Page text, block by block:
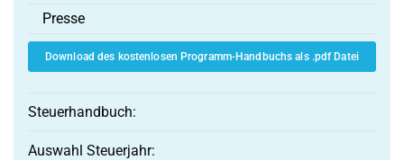
Presse
Download des kostenlosen Programm-Handbuchs als .pdf Datei
Steuerhandbuch:
Auswahl Steuerjahr: